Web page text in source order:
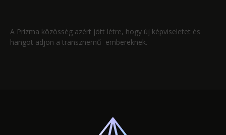
A Prizma közösség azért jött létre, hogy új képviseletet és
hangot adjon a transznemű embereknek.